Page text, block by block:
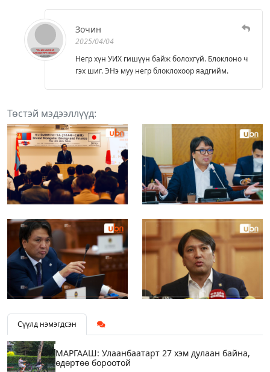
Зочин
2025/04/04
Негр хүн УИХ гишүүн байж болохгүй. Блоклоно ч
гэх шиг. ЭНэ муу негр блоклохоор яадгийм.
Төстэй мэдээллүүд:
Сүүлд нэмэгдсэн
МАРГААШ: Улаанбаатарт 27 хэм дулаан байна,
өдөртөө бороотой